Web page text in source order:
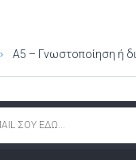
Α5 – Γνωστοποίηση ή